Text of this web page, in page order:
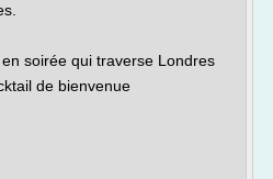
soirée qui traverse Londres
de bienvenue